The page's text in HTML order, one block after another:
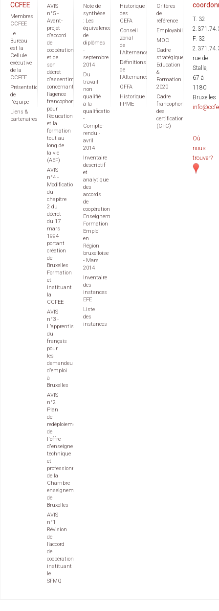
CCFEE
Membres
CCFEE
Le
Bureau
est la
Cellule
exécutive
de la
CCFEE
Présentation
de
l'équipe
Liens &
partenaires
AVIS
n°5 -
Avant-
projet
d’accord
de
coopération
et de
son
décret
d’assentiment
concernant
l’agence
francophone
pour
l’éducation
et la
formation
tout au
long de
la vie
(AEF)
AVIS
n°4 -
Modification
du
chapitre
2 du
décret
du 17
mars
1994
portant
création
de
Bruxelles
Formation
et
instituant
la
CCFEE
AVIS
n°3 -
L’apprentissage
du
français
pour
les
demandeurs
d’emploi
à
Bruxelles
AVIS
n°2
Plan
de
redéploiement
de
l'offre
d'enseignement
technique
et
professionnel
de la
Chambre
enseignement
de
Bruxelles
AVIS
n°1
Révision
de
l’accord
de
coopération
instituant
le
SFMQ
Note de
synthèse
: Les
équivalences
de
diplômes
-
septembre
2014
Du
travail
non
qualifié
à la
qualification
-
Compte-
rendu -
avril
2014
Inventaire
descriptif
et
analytique
des
accords
de
coopération
Enseignement
Formation
Emploi
en
Région
bruxelloise
- Mars
2014
Inventaire
des
instances
EFE
Liste
des
instances
Historique
des
CEFA
Conseil
zonal
de
l'Alternance
Définitions
de
l'Alternance
OFFA
Historique
FPME
Critères
de
référence
Employabilité
MOC
Cadre
stratégique
Education
&
Formation
2020
Cadre
francophone
des
certifications
(CFC)
T. 32
F. 32
rue de
Stalle,
67 à
1180
Bruxelles
Où
nous
trouver?